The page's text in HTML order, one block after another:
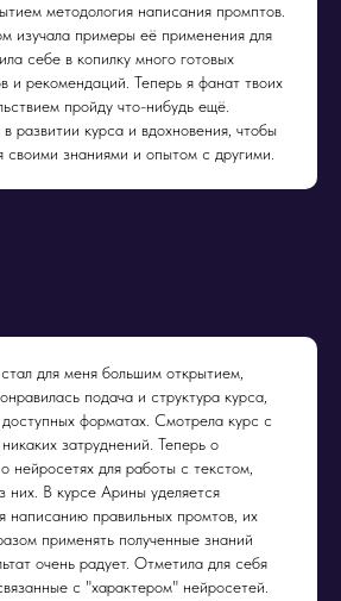
методология написания промптов.
изучала примеры её применения для
себе в копилку много готовых
и рекомендаций. Теперь я фанат твоих
пройду что-нибудь ещё.
развитии курса и вдохновения, чтобы
своими знаниями и опытом с другими.
для меня большим открытием,
подача и структура курса,
форматах. Смотрела курс с
затруднений. Теперь о
нейросетях для работы с текстом,
них. В курсе Арины уделяется
написанию правильных промтов, их
применять полученные знаний
очень радует. Отметила для себя
с "характером" нейросетей.